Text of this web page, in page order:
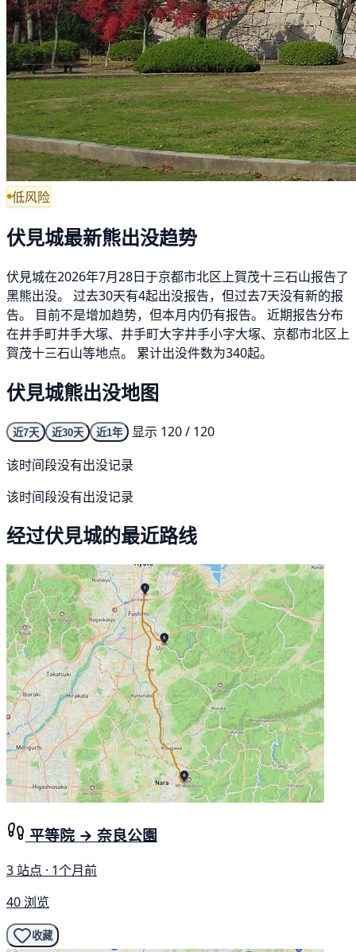
低风险
伏見城最新熊出没趋势
伏見城在2026年7月28日于京都市北区上賀茂十三石山报告了
黑熊出没。 过去30天有4起出没报告，但过去7天没有新的报
告。 目前不是增加趋势，但本月内仍有报告。 近期报告分布
在井手町井手大塚、井手町大字井手小字大塚、京都市北区上
賀茂十三石山等地点。 累计出没件数为340起。
伏見城熊出没地图
近7天 近30天 近1年
显示 120 / 120
该时间段没有出没记录
该时间段没有出没记录
经过伏見城的最近路线
平等院 → 奈良公園
3 站点 · 1个月前
40 浏览
收藏